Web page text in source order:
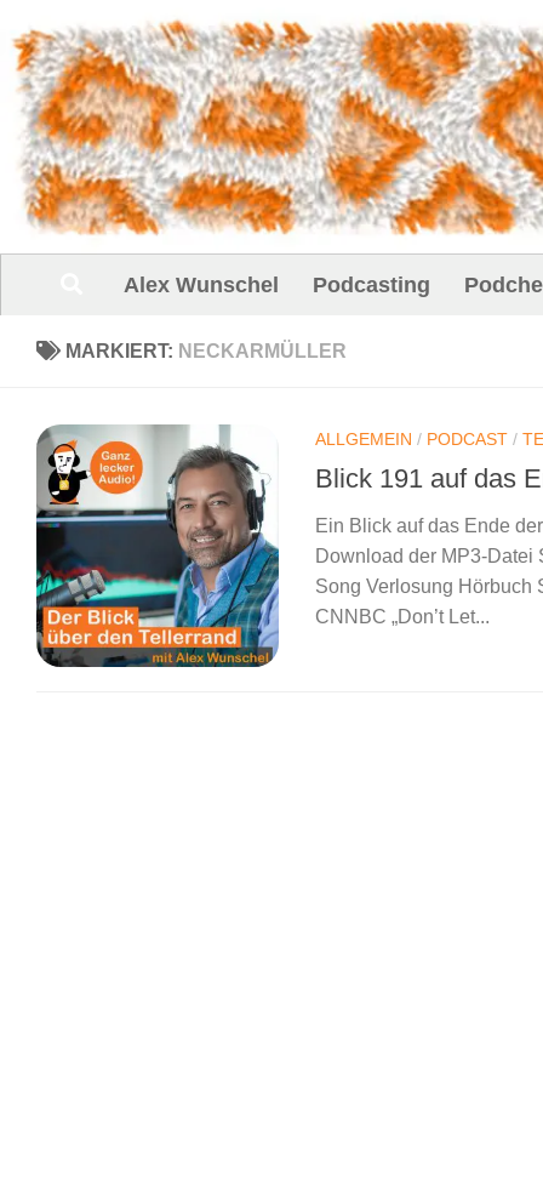
Unter dem Inhalt
Alex Wunschel Podcasting
MARKIERT: NECKARMÜLLER
ALLGEMEIN / PODCAST /
Blick 191 auf das
Ein Blick auf das Ende
Download der MP3-Datei
Song Verlosung Hörbuch
CNNBC „Don’t Let...